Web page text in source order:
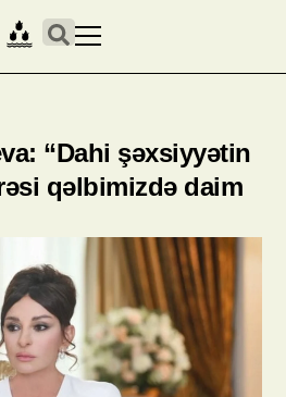
“Dahi şəxsiyyətin
qəlbimizdə daim